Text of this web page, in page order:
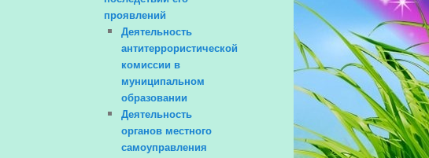
проявлений
Деятельность
антитеррористической
комиссии в
муниципальном
образовании
Деятельность
органов местного
самоуправления